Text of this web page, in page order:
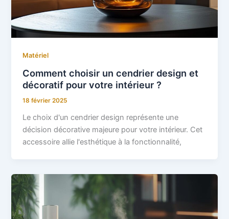
Matériel
Comment choisir un cendrier design et
décoratif pour votre intérieur ?
18 février 2025
Le choix d'un cendrier design représente une
décision décorative majeure pour votre intérieur. Cet
accessoire allie l'esthétique à la fonctionnalité,